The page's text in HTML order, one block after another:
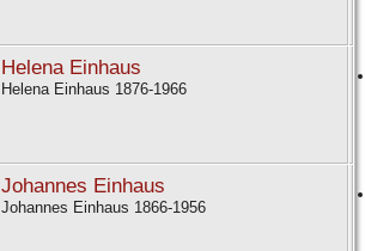
Helena Einhaus
Helena Einhaus 1876-1966
Johannes Einhaus
Johannes Einhaus 1866-1956